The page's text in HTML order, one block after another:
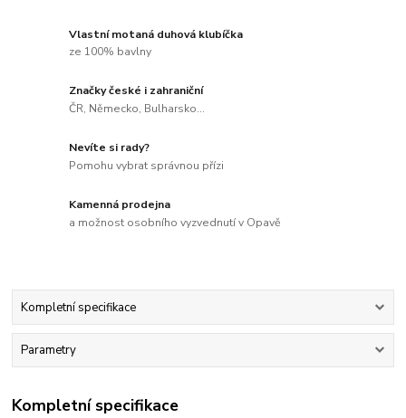
Vlastní motaná duhová klubíčka
ze 100% bavlny
Značky české i zahraniční
ČR, Německo, Bulharsko...
Nevíte si rady?
Pomohu vybrat správnou přízi
Kamenná prodejna
a možnost osobního vyzvednutí v Opavě
Kompletní specifikace
Parametry
Kompletní specifikace